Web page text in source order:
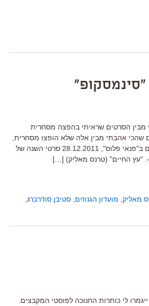
הסרטים שראיתי בהפצה מסחרית
בהמשך, הסרטים שהכי אהבתי מבין אלה שלא הופצו מסחרית,
אלא הגיעו רק לפסטיבלים, די.וי.די או למחשב שלי. פורסם ב"פנאי פלוס", 28.12.2011 סרטי השנה של
מאליק מועדון הגנוזים סטיבן סודרברג
לי כותרות החנוכה לפוסטי המקבצים.